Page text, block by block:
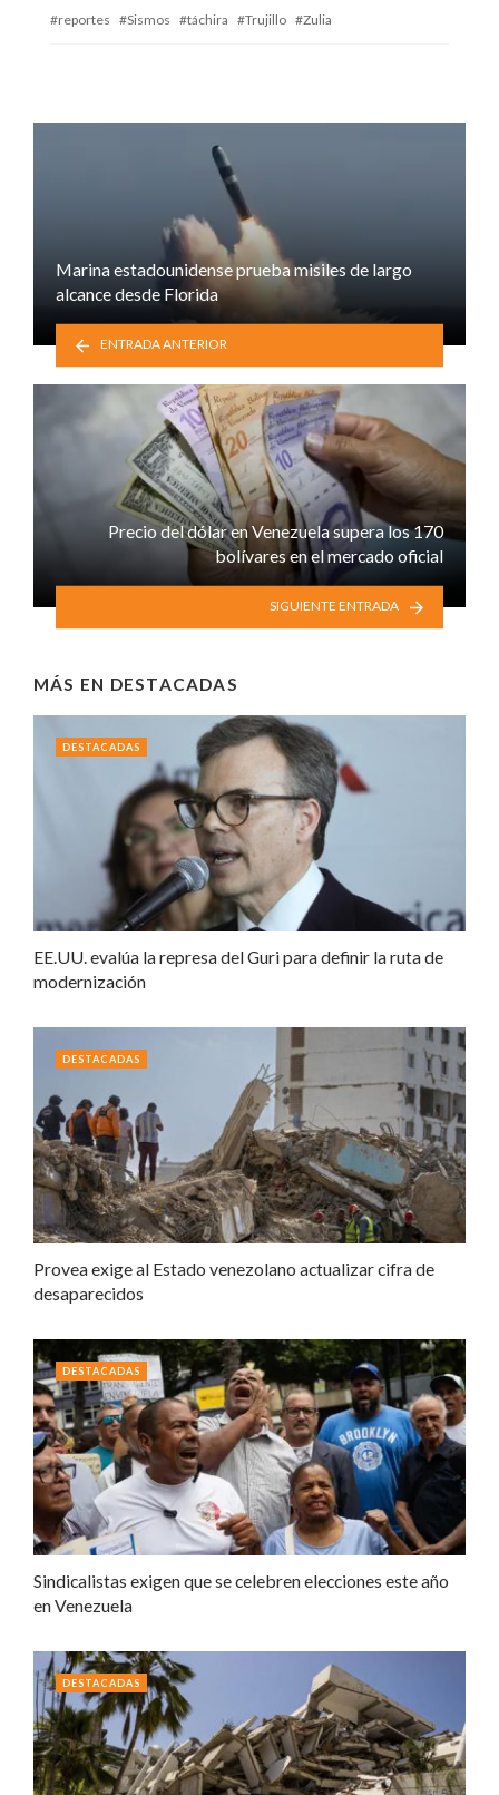
reportes
Sismos táchira Trujillo Zulia
Marina estadounidense prueba misiles de largo
alcance desde Florida
ENTRADA ANTERIOR
Precio del dólar en Venezuela supera los 170
bolívares en el mercado oficial
SIGUIENTE ENTRADA
MÁS EN DESTACADAS
EE.UU. evalúa la represa del Guri para definir la ruta de
modernización
DESTACADAS
Provea exige al Estado venezolano actualizar cifra de
desaparecidos
DESTACADAS
Sindicalistas exigen que se celebren elecciones este año
en Venezuela
DESTACADAS
DESTACADAS